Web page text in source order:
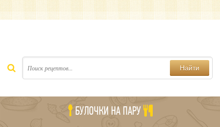
Найти
БУЛОЧКИ НА ПАРУ